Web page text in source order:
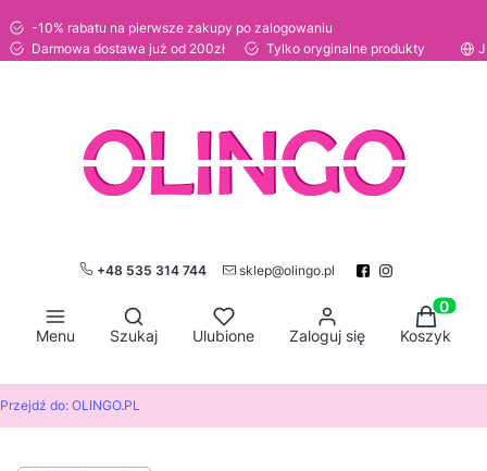
-10% rabatu na pierwsze zakupy po zalogowaniu
Darmowa dostawa już od 200zł
Tylko oryginalne produkty
+48 535 314 744 sklep@olingo.pl
Menu
Otwórz wyszukiwarkę
Szukaj Ulubione Zaloguj się Koszyk
Przejdź do: OLINGO.PL